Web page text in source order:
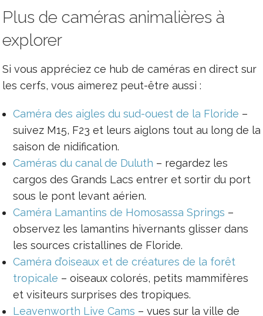
Plus de caméras animalières à
explorer
Si vous appréciez ce hub de caméras en direct sur
les cerfs, vous aimerez peut-être aussi :
Caméra des aigles du sud-ouest de la Floride –
suivez M15, F23 et leurs aiglons tout au long de la
saison de nidification.
Caméras du canal de Duluth – regardez les
cargos des Grands Lacs entrer et sortir du port
sous le pont levant aérien.
Caméra Lamantins de Homosassa Springs –
observez les lamantins hivernants glisser dans
les sources cristallines de Floride.
Caméra d’oiseaux et de créatures de la forêt
tropicale – oiseaux colorés, petits mammifères
et visiteurs surprises des tropiques.
Leavenworth Live Cams – vues sur la ville de